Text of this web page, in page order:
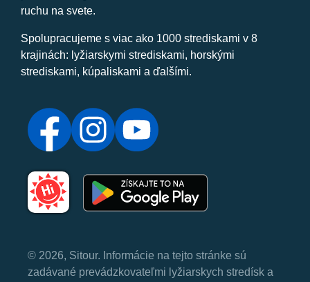
ruchu na svete.
Spolupracujeme s viac ako 1000 strediskami v 8
krajinách: lyžiarskymi strediskami, horskými
strediskami, kúpaliskami a ďalšími.
© 2026, Sitour. Informácie na tejto stránke sú
zadávané prevádzkovateľmi lyžiarskych stredísk a